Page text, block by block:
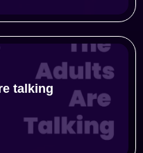
talking